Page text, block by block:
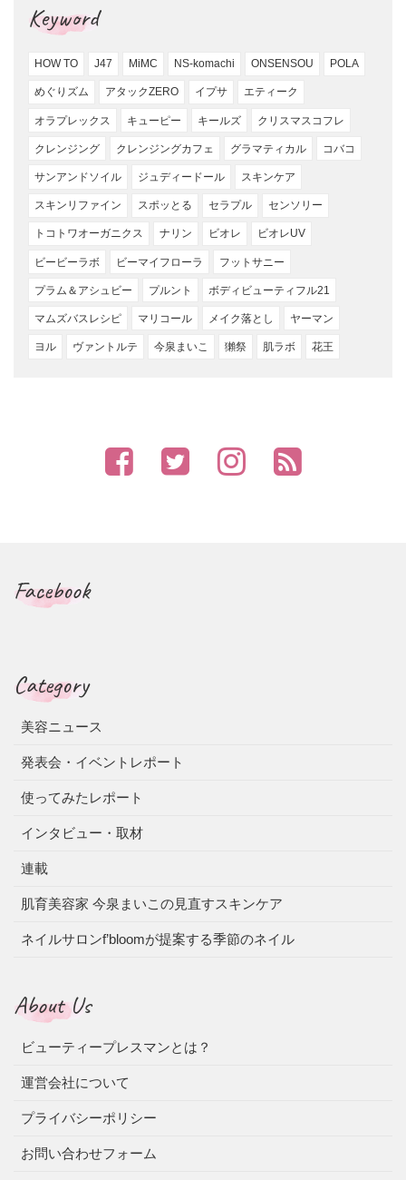
Keyword
HOW TO J47 MiMC NS-komachi ONSENSOU POLA
めぐりズム アタックZERO イプサ エティーク
オラプレックス キューピー キールズ クリスマスコフレ
クレンジング クレンジングカフェ グラマティカル コバコ
サンアンドソイル ジュディードール スキンケア
スキンリファイン スポッとる セラプル センソリー
トコトワオーガニクス ナリン ビオレ ビオレUV
ビービーラボ ビーマイフローラ フットサニー
プラム＆アシュビー プルント ボディビューティフル21
マムズバスレシピ マリコール メイク落とし ヤーマン
ヨル ヴァントルテ 今泉まいこ 獺祭 肌ラボ 花王
Facebook
Category
美容ニュース
発表会・イベントレポート
使ってみたレポート
インタビュー・取材
連載
肌育美容家 今泉まいこの見直すスキンケア
ネイルサロンf’bloomが提案する季節のネイル
About Us
ビューティープレスマンとは？
運営会社について
プライバシーポリシー
お問い合わせフォーム